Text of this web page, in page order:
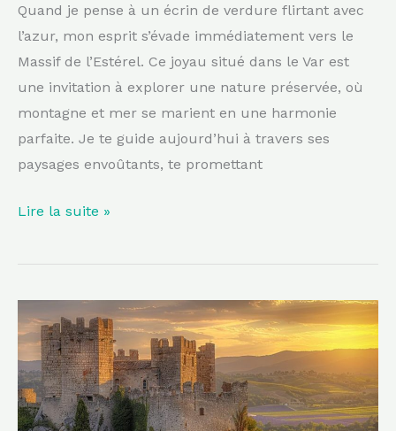
Quand je pense à un écrin de verdure flirtant avec
l’azur, mon esprit s’évade immédiatement vers le
Massif de l’Estérel. Ce joyau situé dans le Var est
une invitation à explorer une nature préservée, où
montagne et mer se marient en une harmonie
parfaite. Je te guide aujourd’hui à travers ses
paysages envoûtants, te promettant
Lire la suite »
le
joyau
médiéval
perché